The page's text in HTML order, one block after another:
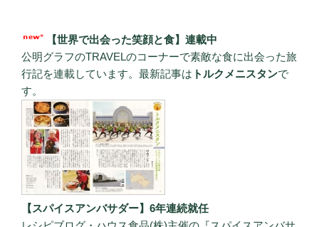
【世界で出会った笑顔と食】連載中
公明グラフのTRAVELのコーナーで素敵な食に出会った旅
行記を連載しています。最新記事は トルクメニスタンで
す。
【スパイスアンバサダー】6年連続就任